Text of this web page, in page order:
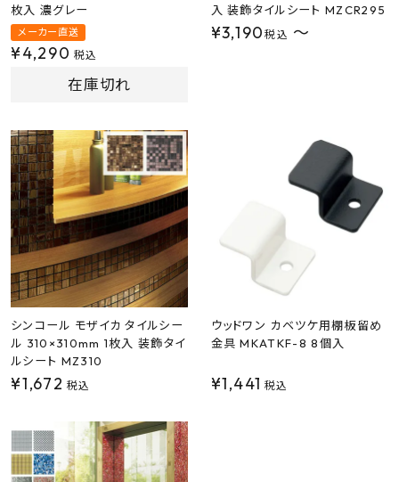
枚入 濃グレー
メーカー直送
¥4,290 税込
在庫切れ
入 装飾タイルシート MZCR295
¥3,190税込 〜
シンコール モザイカ タイルシー
ル 310×310mm 1枚入 装飾タイ
ルシート MZ310
¥1,672 税込
ウッドワン カベツケ用棚板留め
金具 MKATKF-8 8個入
¥1,441 税込